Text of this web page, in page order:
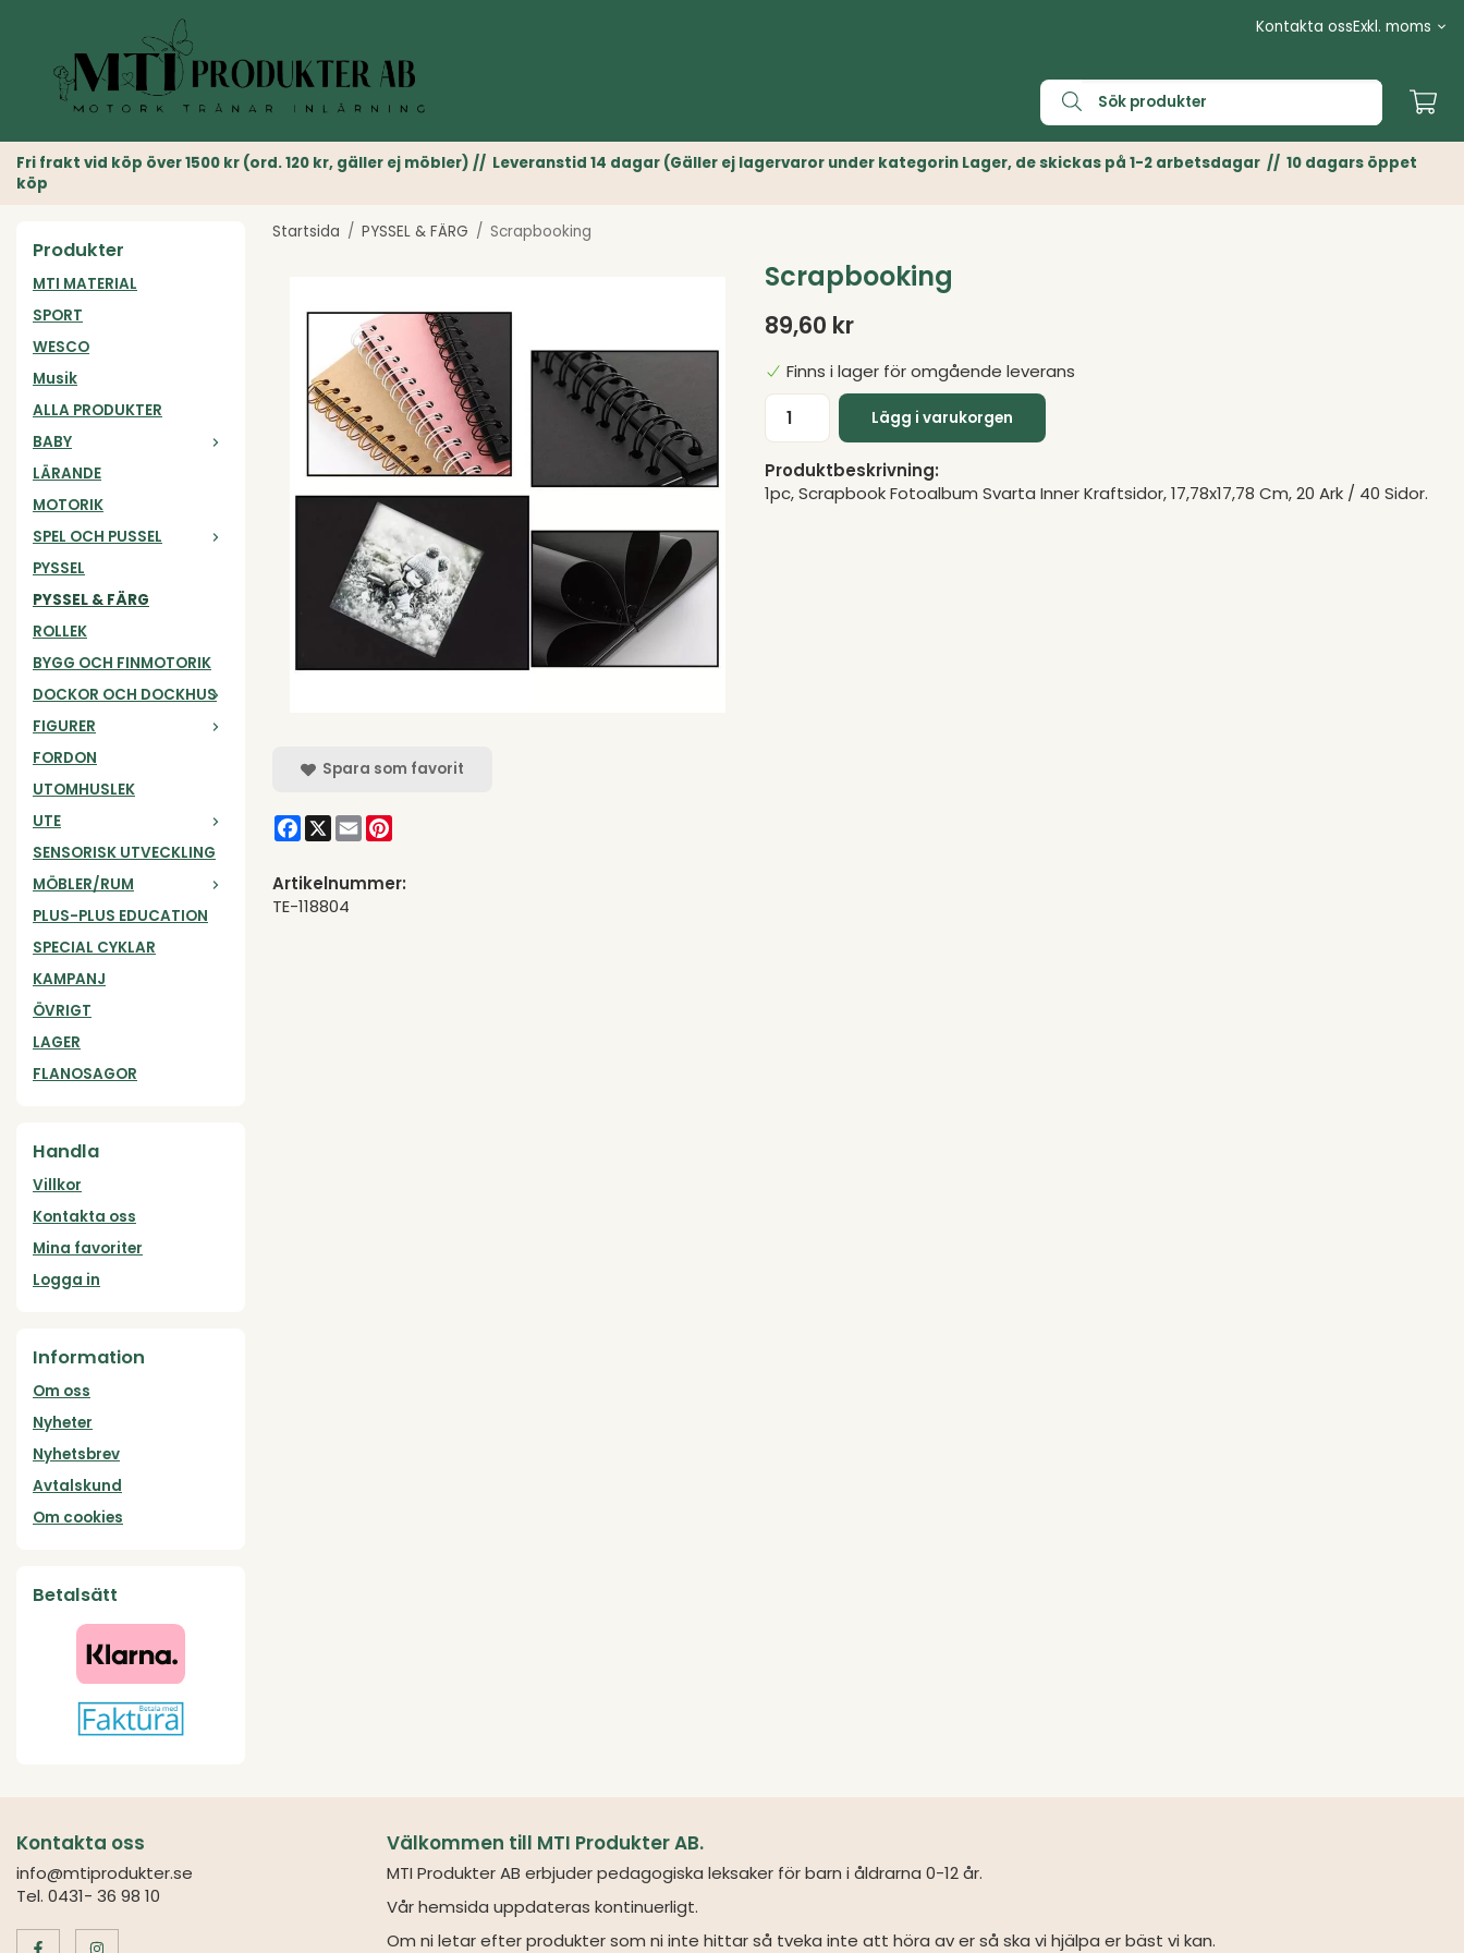
Kontakta oss
Fri frakt vid köp över 1500 kr (ord. 120 kr, gäller ej möbler) // Leveranstid 14 dagar (Gäller ej lagervaror under kategorin Lager, de skickas på 1-2 arbetsdagar // 10 dagars öppet
köp
Produkter
MTI MATERIAL
SPORT
WESCO
Musik
ALLA PRODUKTER
BABY
LÄRANDE
MOTORIK
SPEL OCH PUSSEL
PYSSEL
PYSSEL & FÄRG
ROLLEK
BYGG OCH FINMOTORIK
DOCKOR OCH DOCKHUS
FIGURER
FORDON
UTOMHUSLEK
UTE
SENSORISK UTVECKLING
MÖBLER/RUM
PLUS-PLUS EDUCATION
SPECIAL CYKLAR
KAMPANJ
ÖVRIGT
LAGER
FLANOSAGOR
Handla
Villkor
Kontakta oss
Mina favoriter
Logga in
Information
Om oss
Nyheter
Nyhetsbrev
Avtalskund
Om cookies
Betalsätt
Startsida / PYSSEL & FÄRG / Scrapbooking
Scrapbooking
89,60 kr
Finns i lager för omgående leverans
Lägg i varukorgen
Produktbeskrivning:
1pc, Scrapbook Fotoalbum Svarta Inner Kraftsidor, 17,78x17,78 Cm, 20 Ark / 40 Sidor.
Spara som favorit
Facebook
X Email
Artikelnummer:
TE-118804
Kontakta oss
info@mtiprodukter.se
Tel. 0431- 36 98 10
Välkommen till MTI Produkter AB.
MTI Produkter AB erbjuder pedagogiska leksaker för barn i åldrarna 0-12 år.
Vår hemsida uppdateras kontinuerligt.
Om ni letar efter produkter som ni inte hittar så tveka inte att höra av er så ska vi hjälpa er bäst vi kan.